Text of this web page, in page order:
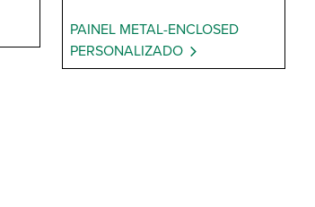
PAINEL METAL-ENCLOSED
PERSONALIZADO